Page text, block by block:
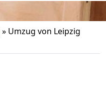
» Umzug von Leipzig